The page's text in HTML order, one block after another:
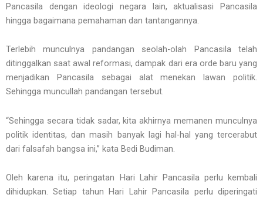
Pancasila dengan ideologi negara lain, aktualisasi Pancasila
hingga bagaimana pemahaman dan tantangannya.
Terlebih munculnya pandangan seolah-olah Pancasila telah
ditinggalkan saat awal reformasi, dampak dari era orde baru yang
menjadikan Pancasila sebagai alat menekan lawan politik.
Sehingga muncullah pandangan tersebut.
“Sehingga secara tidak sadar, kita akhirnya memanen munculnya
politik identitas, dan masih banyak lagi hal-hal yang tercerabut
dari falsafah bangsa ini,” kata Bedi Budiman.
Oleh karena itu, peringatan Hari Lahir Pancasila perlu kembali
dihidupkan. Setiap tahun Hari Lahir Pancasila perlu diperingati